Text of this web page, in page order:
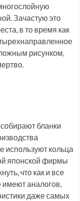
Зачастую это
в то время как
рисунком,
бланки
используют кольца
японской фирмы
что как и все
имеют аналогов,
даже самых